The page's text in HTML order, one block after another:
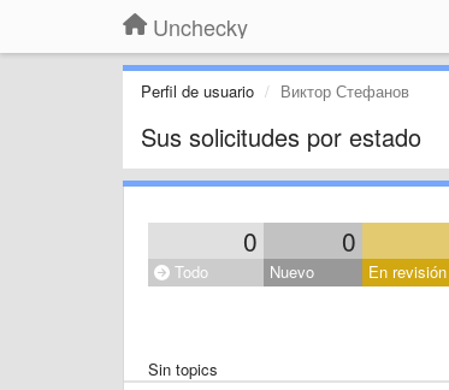
Unchecky
Perfil de usuario Виктор Стефанов
Sus solicitudes por estado
0 0
Todo Nuevo En revisión
Sin topics